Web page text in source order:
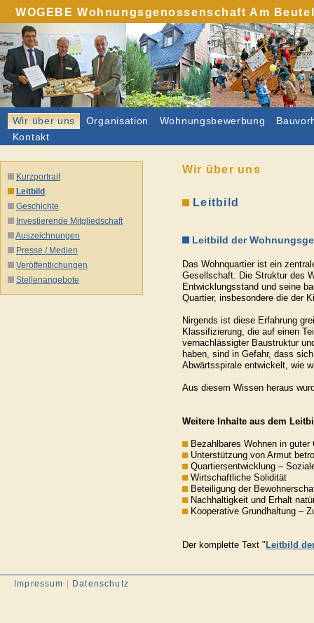
WOGEBE Wohnungsgenossenschaft Am
Wir über uns Organisation Wohnungsbewerbung
Kontakt
Wir über uns
Kurzportrait
Leitbild
Geschichte
Investierende Mitgliedschaft
Auszeichnungen
Presse / Medien
Veröffentlichungen
Stellenangebote
Leitbild
Leitbild der
Das Wohnquartier ist ein
Gesellschaft. Die Struktur des
Entwicklungsstand und seine
Quartier, insbesondere die der
Nirgends ist diese Erfahrung
Klassifizierung, die auf einen
vernachlässigter Baustruktur
haben, sind in Gefahr, dass
Abwärtsspirale entwickelt, wie
Aus diesem Wissen heraus
Weitere Inhalte aus dem
Bezahlbares Wohnen in guter
Unterstützung von Armut
Quartiersentwicklung –
Wirtschaftliche Solidität
Beteiligung der
Nachhaltigkeit und Erhalt
Kooperative Grundhaltung –
Der komplette Text " Leitbild
Impressum | Datenschutz